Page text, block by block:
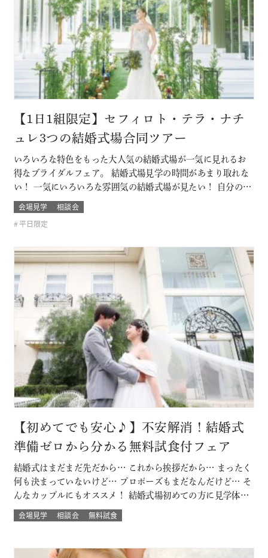
【1日1組限定】セフィロト・テラ・ナチ
ュレ3つの結婚式場合同ツアー
いろいろな特色をもった大人気の結婚式場が一気に見れるお
得なブライダルフェア。 結婚式場見学の時間があまり取れな
い！ 一気にいろいろな雰囲気の結婚式場が見たい！ 自分の結
婚式のスタイルがまだ分からないカップルは必見！ お呼びす
るゲストによっても結婚式の雰囲気や結婚式場のスタイルも
変わるもの そんな結婚式場を一気に比較できるチャンス！！
会場見学
相談会
平日限定
【初めてでも安心♪】不安解消！結婚式
準備ゼロから分かる無料試食付フェア
結婚式はまだまだ先だから… これから挨拶だから… まったく
何も決まっていないけど… プロポーズもまだなんだけど… そ
んなカップルにもオススメ！ 結婚式場初めての方に見学体験
ウェディング試食も結婚式の挙式体験も披露宴演出体験
も！！ いろいろな体験が気軽にできるよくばりフェア♪ 結婚
当日の過ごし方も体験して…
会場見学 相談会 無料試食